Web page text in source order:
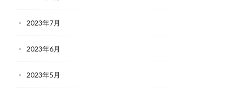
2023年7月
2023年6月
2023年5月